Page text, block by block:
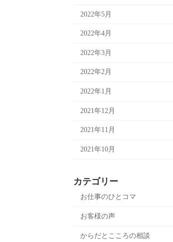
2022年5月
2022年4月
2022年3月
2022年2月
2022年1月
2021年12月
2021年11月
2021年10月
カテゴリー
お仕事のひとコマ
お客様の声
からだとこころの相談